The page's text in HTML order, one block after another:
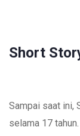
Short
Sampai saat ini,
selama 17